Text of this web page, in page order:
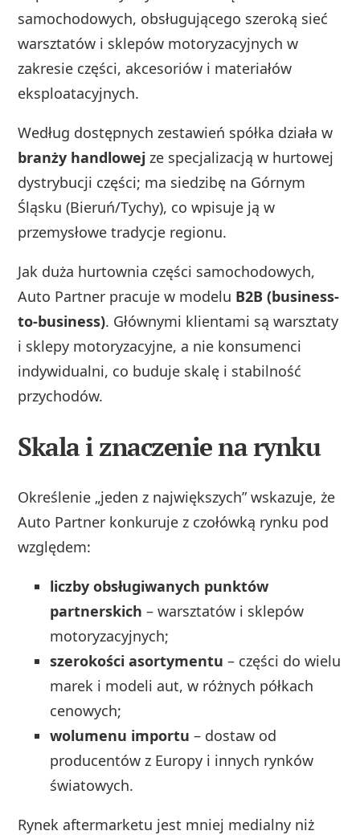
samochodowych, obsługującego szeroką sieć
warsztatów i sklepów motoryzacyjnych w
zakresie części, akcesoriów i materiałów
eksploatacyjnych.
Według dostępnych zestawień spółka działa w
branży handlowej ze specjalizacją w hurtowej
dystrybucji części; ma siedzibę na Górnym
Śląsku (Bieruń/Tychy), co wpisuje ją w
przemysłowe tradycje regionu.
Jak duża hurtownia części samochodowych,
Auto Partner pracuje w modelu B2B (business-
to-business). Głównymi klientami są warsztaty
i sklepy motoryzacyjne, a nie konsumenci
indywidualni, co buduje skalę i stabilność
przychodów.
Skala i znaczenie na rynku
Określenie „jeden z największych” wskazuje, że
Auto Partner konkuruje z czołówką rynku pod
względem:
liczby obsługiwanych punktów
partnerskich – warsztatów i sklepów
motoryzacyjnych;
szerokości asortymentu – części do wielu
marek i modeli aut, w różnych półkach
cenowych;
wolumenu importu – dostaw od
producentów z Europy i innych rynków
światowych.
Rynek aftermarketu jest mniej medialny niż